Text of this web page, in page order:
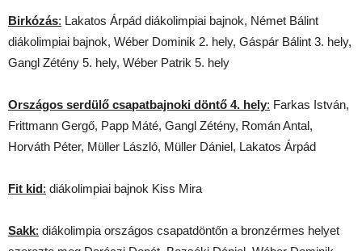
Birkózás: Lakatos Árpád diákolimpiai bajnok, Német Bálint
diákolimpiai bajnok, Wéber Dominik 2. hely, Gáspár Bálint 3. hely,
Gangl Zétény 5. hely, Wéber Patrik 5. hely
Országos serdülő csapatbajnoki döntő 4. hely: Farkas István,
Frittmann Gergő, Papp Máté, Gangl Zétény, Román Antal,
Horváth Péter, Müller László, Müller Dániel, Lakatos Árpád
Fit kid: diákolimpiai bajnok Kiss Mira
Sakk: diákolimpia országos csapatdöntőn a bronzérmes helyet